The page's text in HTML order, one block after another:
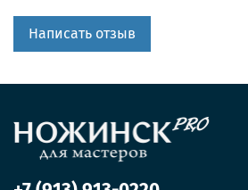
Написать отзыв